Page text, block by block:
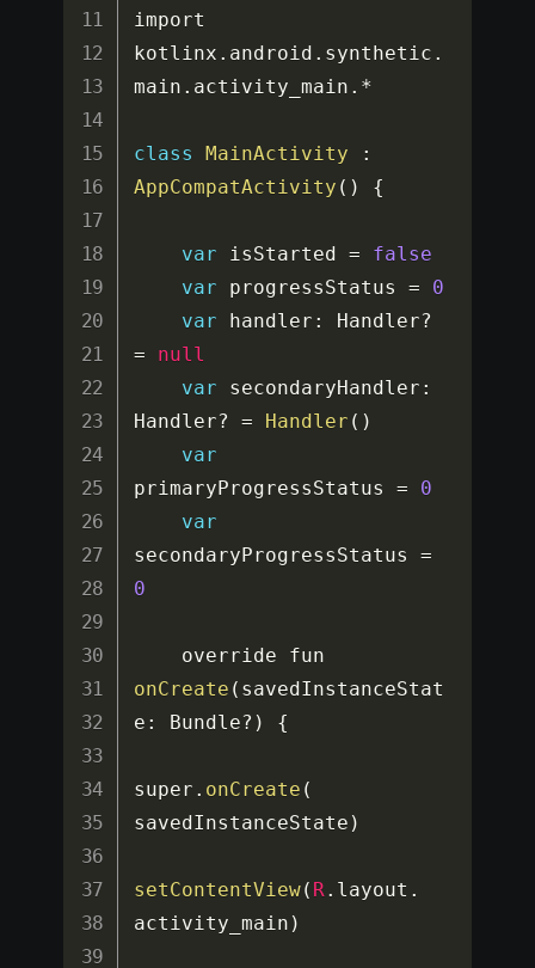
import
kotlinx . android . synthetic .
main . activity_main . *
class MainActivity
:
AppCompatActivity ( ) {
var isStarted =
false
var progressStatus =
0
var handler : Handler?
=
null
var secondaryHandler :
Handler? = Handler ( )
var
primaryProgressStatus =
0
var
secondaryProgressStatus =
0
onCreate ( savedInstanceStat
e : Bundle? ) {
super . onCreate (
savedInstanceState )
setContentView( R. layout .
activity_main )